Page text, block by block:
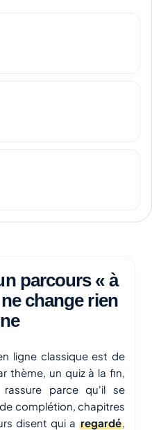
parcours « à
change rien
ligne classique est de
thème, un quiz à la fin,
parce qu'il se
complétion, chapitres
disent qui a regardé,